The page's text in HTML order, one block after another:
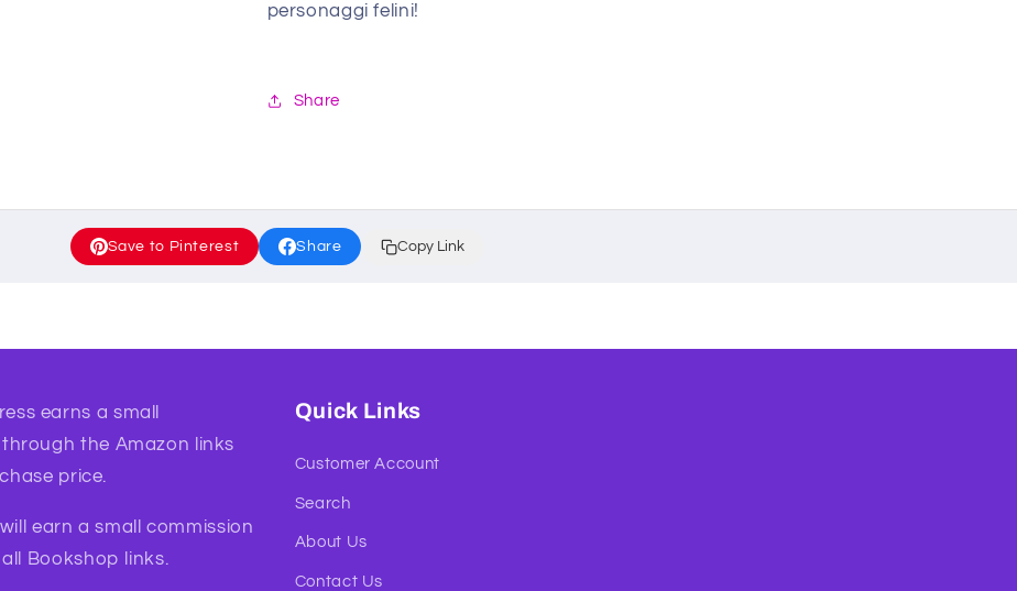
personaggi felini!
Share
Save to Pinterest Share Copy Link
earns a small
the Amazon links
price.
earn a small commission
Bookshop links.
Quick Links
Customer Account
Search
About Us
Contact Us